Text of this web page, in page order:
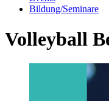
Bildung/Seminare
Volleyball